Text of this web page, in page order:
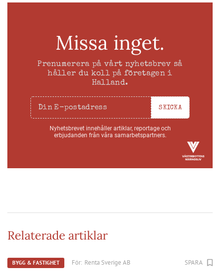
Missa inget.
Prenumerera på vårt nyhetsbrev så
håller du koll på företagen i
Halland.
SKICKA
Nyhetsbrevet innehåller artiklar, reportage och
erbjudanden från våra samarbetspartners.
Relaterade artiklar
BYGG & FASTIGHET För: Renta Sverige AB SPARA